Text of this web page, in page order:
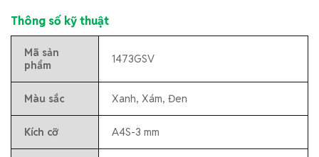
Thông số kỹ thuật
Mã sản
phẩm
1473GSV
Màu sắc Xanh, Xám, Đen
Kích cỡ A4S-3 mm